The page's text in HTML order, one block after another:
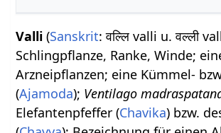
Valli (Sanskrit: वल्लि valli u. वल्ली
Schlingpflanze, Ranke, Winde;
Arzneipflanzen; eine Kümmel-
(Ajamoda); Ventilago
Elefantenpfeffer (Chavika) bzw.